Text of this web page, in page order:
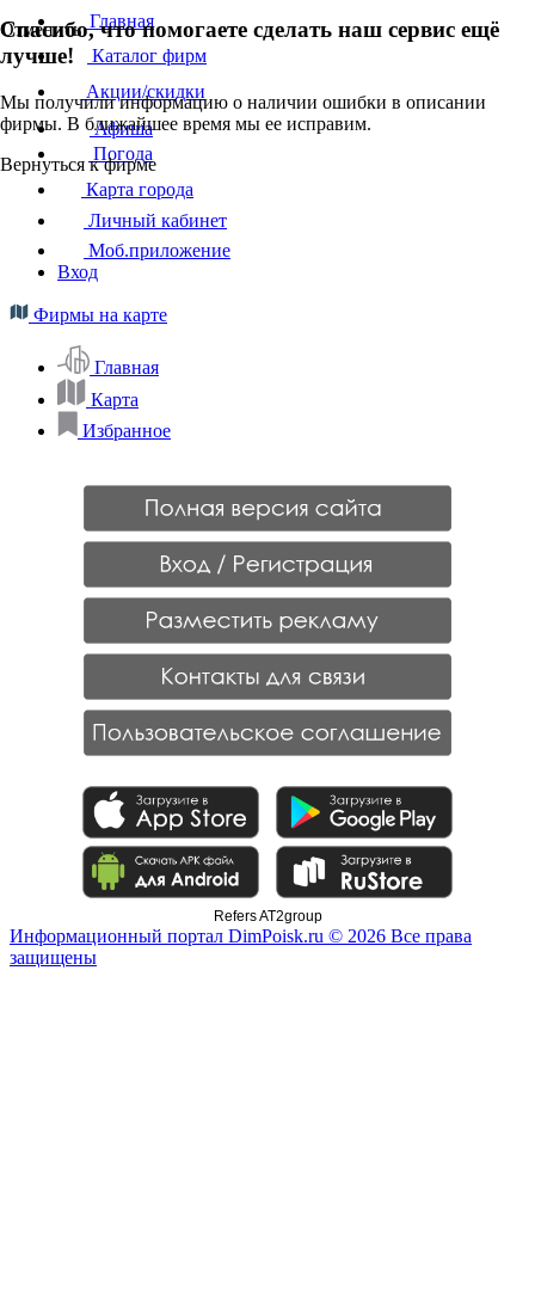
Отменить
Спасибо, что помогаете сделать наш сервис ещё
лучше!
Мы получили информацию о наличии ошибки в описании
фирмы. В ближайшее время мы ее исправим.
Вернуться к фирме
Главная
Каталог фирм
Акции/скидки
Афиша
Погода
Карта города
Личный кабинет
Моб.приложение
Вход
Фирмы на карте
Главная
Карта
Избранное
Refers AT2group
Информационный портал DimPoisk.ru © 2026 Все права
защищены